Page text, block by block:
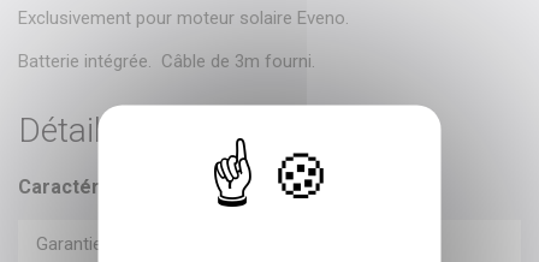
Exclusivement pour moteur solaire Eveno.
Batterie intégrée. Câble de 3m fourni.
Détails du produit
Caractéristiques
Garantie